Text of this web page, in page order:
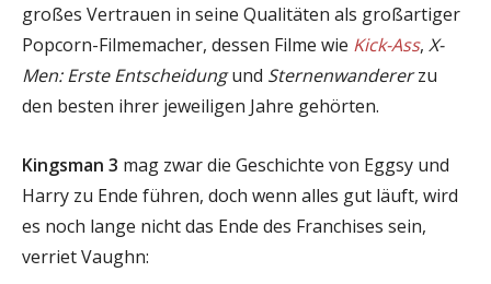
großes Vertrauen in seine Qualitäten als großartiger
Popcorn-Filmemacher, dessen Filme wie Kick-Ass, X-
Men: Erste Entscheidungund Sternenwandererzu
den besten ihrer jeweiligen Jahre gehörten.
Kingsman 3 mag zwar die Geschichte von Eggsy und
Harry zu Ende führen, doch wenn alles gut läuft, wird
es noch lange nicht das Ende des Franchises sein,
verriet Vaughn: